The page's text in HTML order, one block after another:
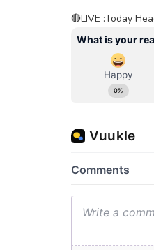
🔴LIVE :Today